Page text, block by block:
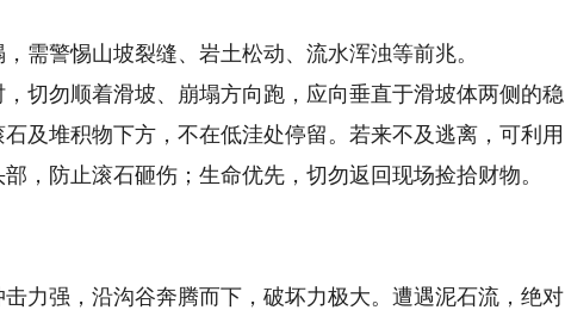
警惕山坡裂缝、岩土松动、流水浑浊等前兆。
勿顺着滑坡、崩塌方向跑，应向垂直于滑坡体两侧的稳
及堆积物下方，不在低洼处停留。若来不及逃离，可利用
，防止滚石砸伤；生命优先，切勿返回现场捡拾财物。
强，沿沟谷奔腾而下，破坏力极大。遭遇泥石流，绝对